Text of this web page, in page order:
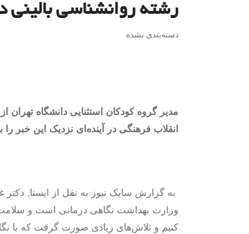
رشته روانشناسی بالینی
دسته‌بندی نشده
مدیر گروه کودکان استثنایی دانشگاه
انقلاب فرهنگی در آینده‌ای نزدیک این خبر
به گزارش سایک نیوز به نقل از ایسنا, دکتر
وزارت بهداشت نگاهی درمانی است و سلامت
کنیم و تلاش‌های زیادی صورت گرفت که با